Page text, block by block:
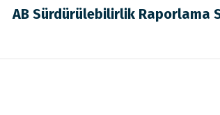
AB Sürdürülebilirlik Raporlama